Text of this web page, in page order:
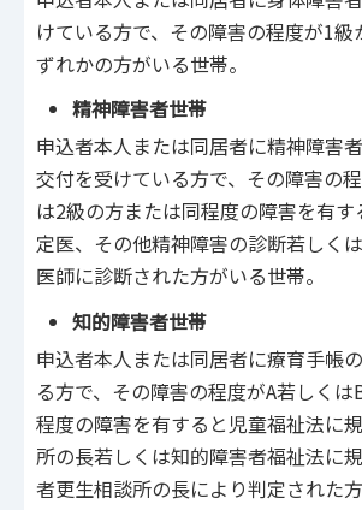
けている方で、その障害の程度が1
ずれかの方がいる世帯。
精神障害者世帯
申込者本人または同居者に精神障害
交付を受けている方で、その障害の
は2級の方または同程度の障害を有
定医、その他精神障害の診断若しく
医師に診断された方がいる世帯。
知的障害者世帯
申込者本人または同居者に療育手帳
る方で、その障害の程度がA若しく
程度の障害を有すると児童福祉法に
所の長若しくは知的障害者福祉法に
者更生相談所の長により判定された方